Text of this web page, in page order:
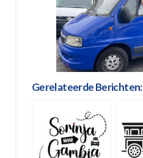
Gerelateerde Berichten: